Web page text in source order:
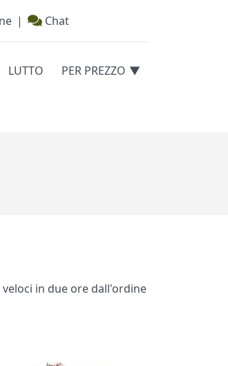
| Chat
LUTTO PER PREZZO
in due ore dall'ordine